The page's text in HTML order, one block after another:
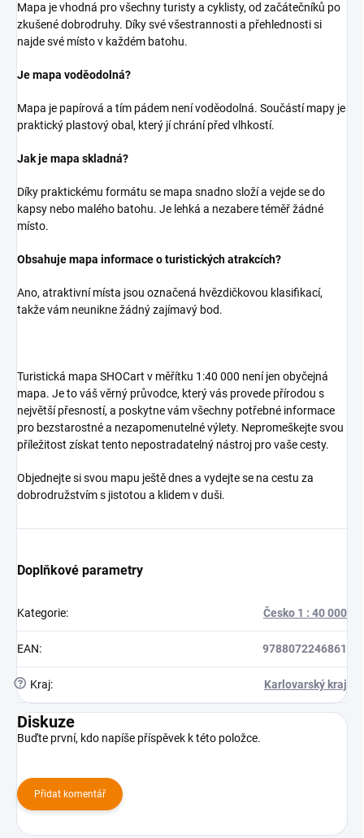
Mapa je vhodná pro všechny turisty a cyklisty, od začátečníků po
zkušené dobrodruhy. Díky své všestrannosti a přehlednosti si
najde své místo v každém batohu.
Je mapa voděodolná?
Mapa je papírová a tím pádem není voděodolná. Součástí mapy je
praktický plastový obal, který jí chrání před vlhkostí.
Jak je mapa skladná?
Díky praktickému formátu se mapa snadno složí a vejde se do
kapsy nebo malého batohu. Je lehká a nezabere téměř žádné
místo.
Obsahuje mapa informace o turistických atrakcích?
Ano, atraktivní místa jsou označená hvězdičkovou klasifikací,
takže vám neunikne žádný zajímavý bod.
Turistická mapa SHOCart v měřítku 1:40 000 není jen obyčejná
mapa. Je to váš věrný průvodce, který vás provede přírodou s
největší přesností, a poskytne vám všechny potřebné informace
pro bezstarostné a nezapomenutelné výlety. Nepromeškejte svou
příležitost získat tento nepostradatelný nástroj pro vaše cesty.
Objednejte si svou mapu ještě dnes a vydejte se na cestu za
dobrodružstvím s jistotou a klidem v duši.
Doplňkové parametry
Kategorie: Česko 1 : 40 000
EAN: 9788072246861
? Kraj: Karlovarský kraj
Diskuze
Buďte první, kdo napíše příspěvek k této položce.
Přidat komentář